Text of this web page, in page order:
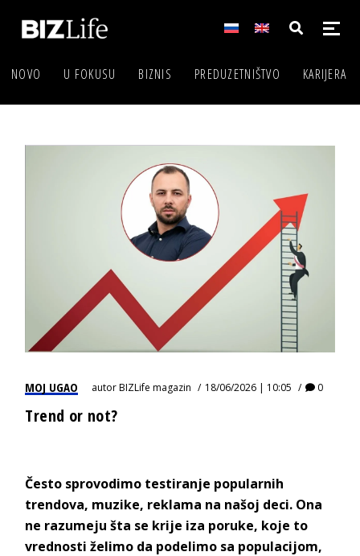
NOVO U FOKUSU BIZNIS PREDUZETNIŠTVO KARIJERA
MOJ UGAO autorBIZLife magazin 18/06/2026 | 10:05 0
Trend or not?
Često sprovodimo testiranje popularnih
trendova, muzike, reklama na našoj deci. Ona
ne razumeju šta se krije iza poruke, koje to
vrednosti želimo da podelimo sa populacijom,